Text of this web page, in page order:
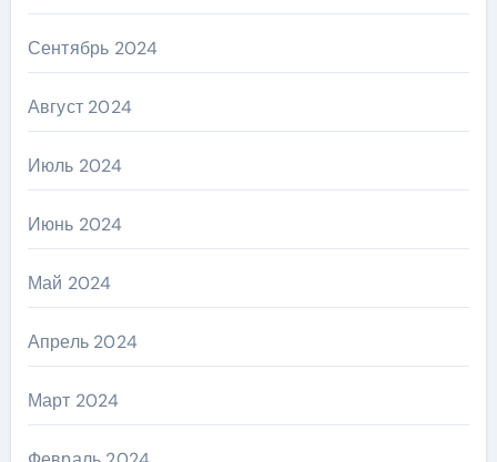
Сентябрь 2024
Август 2024
Июль 2024
Июнь 2024
Май 2024
Апрель 2024
Март 2024